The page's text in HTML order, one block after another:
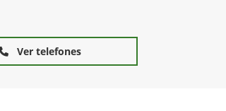
Ver telefones